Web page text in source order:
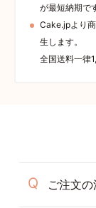
が最短納期で
Cake.jpより
生します。
全国送料一律
ご注文